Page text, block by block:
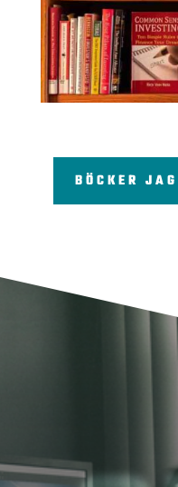
BÖCKER